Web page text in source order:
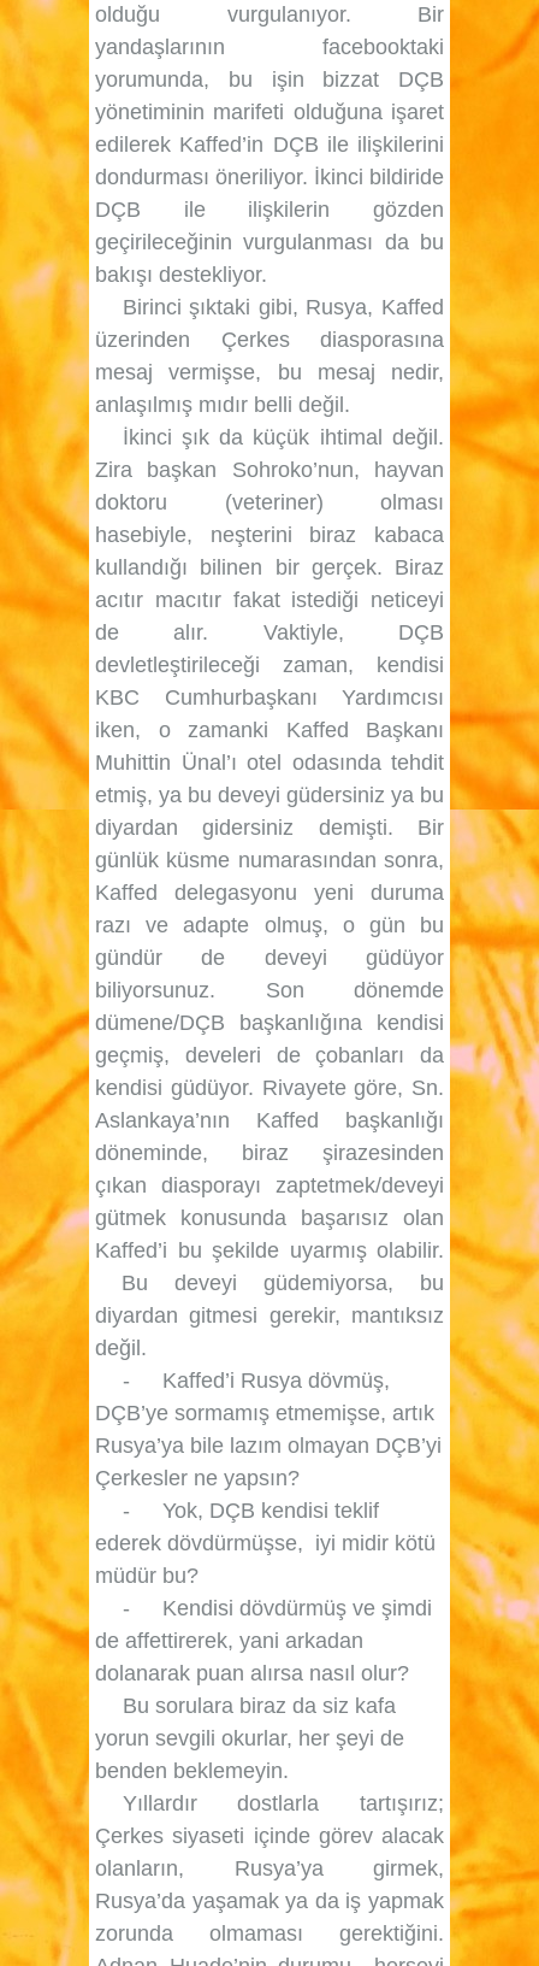
olduğu vurgulanıyor. Bir
yandaşlarının facebooktaki
yorumunda, bu işin bizzat DÇB
yönetiminin marifeti olduğuna işaret
edilerek Kaffed’in DÇB ile ilişkilerini
dondurması öneriliyor. İkinci bildiride
DÇB ile ilişkilerin gözden
geçirileceğinin vurgulanması da bu
bakışı destekliyor.
Birinci şıktaki gibi, Rusya, Kaffed
üzerinden Çerkes diasporasına
mesaj vermişse, bu mesaj nedir,
anlaşılmış mıdır belli değil.
İkinci şık da küçük ihtimal değil.
Zira başkan Sohroko’nun, hayvan
doktoru (veteriner) olması
hasebiyle, neşterini biraz kabaca
kullandığı bilinen bir gerçek. Biraz
acıtır macıtır fakat istediği neticeyi
de alır. Vaktiyle, DÇB
devletleştirileceği zaman, kendisi
KBC Cumhurbaşkanı Yardımcısı
iken, o zamanki Kaffed Başkanı
Muhittin Ünal’ı otel odasında tehdit
etmiş, ya bu deveyi güdersiniz ya bu
diyardan gidersiniz demişti. Bir
günlük küsme numarasından sonra,
Kaffed delegasyonu yeni duruma
razı ve adapte olmuş, o gün bu
gündür de deveyi güdüyor
biliyorsunuz. Son dönemde
dümene/DÇB başkanlığına kendisi
geçmiş, develeri de çobanları da
kendisi güdüyor. Rivayete göre, Sn.
Aslankaya’nın Kaffed başkanlığı
döneminde, biraz şirazesinden
çıkan diasporayı zaptetmek/deveyi
gütmek konusunda başarısız olan
Kaffed’i bu şekilde uyarmış olabilir.
Bu deveyi güdemiyorsa, bu
diyardan gitmesi gerekir, mantıksız
değil.
-
Kaffed’i Rusya dövmüş,
DÇB’ye sormamış etmemişse, artık
Rusya’ya bile lazım olmayan DÇB’yi
Çerkesler ne yapsın?
-
Yok, DÇB kendisi teklif
ederek dövdürmüşse, iyi midir kötü
müdür bu?
-
Kendisi dövdürmüş ve şimdi
de affettirerek, yani arkadan
dolanarak puan alırsa nasıl olur?
Bu sorulara biraz da siz kafa
yorun sevgili okurlar, her şeyi de
benden beklemeyin.
Yıllardır dostlarla tartışırız;
Çerkes siyaseti içinde görev alacak
olanların, Rusya’ya girmek,
Rusya’da yaşamak ya da iş yapmak
zorunda olmaması gerektiğini.